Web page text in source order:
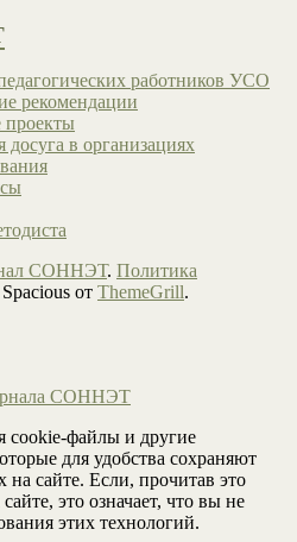
работников УСО
рекомендации
проекты
досуга в организациях
СОННЭТ. Политика
от ThemeGrill.
СОННЭТ
cookie-файлы и другие
для удобства сохраняют
на сайте. Если, прочитав это
это означает, что вы не
этих технологий.